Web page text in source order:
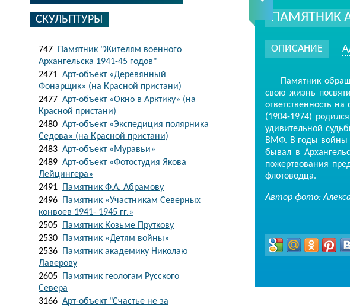
СКУЛЬПТУРЫ
747
Памятник "Жителям военного
Архангельска 1941-45 годов"
2471 Арт-объект «Деревянный
Фонарщик» (на Красной пристани)
2477 Арт-объект «Окно в Арктику» (на
Красной пристани)
2480 Арт-объект «Экспедиция полярника
Седова» (на Красной пристани)
2483 Арт-объект «Муравьи»
2489 Арт-объект «Фотостудия Якова
Лейцингера»
2491
Памятник Ф.А. Абрамову
2496
Памятник «Участникам Северных
конвоев 1941- 1945 гг.»
2505
Памятник Козьме Пруткову
2530
Памятник «Детям войны»
2536
Памятник академику Николаю
Лаверову
2605
Памятник геологам Русского
Севера
3166 Арт-объект "Счастье не за
ПАМЯТНИК
ОПИСАНИЕ
Памятник
свою жизнь
ответственность
(1904-1974)
удивительной
ВМФ. В годы войны
бывал в
пожертвования
флотоводца.
Автор фото: